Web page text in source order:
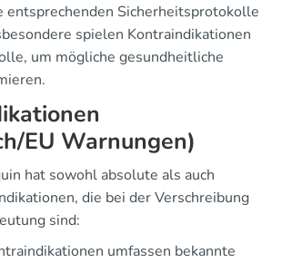
entsprechenden Sicherheitsprotokolle
spielen Kontraindikationen
um mögliche gesundheitliche
EU Warnungen)
hat sowohl absolute als auch
die bei der Verschreibung
sind:
umfassen bekannte